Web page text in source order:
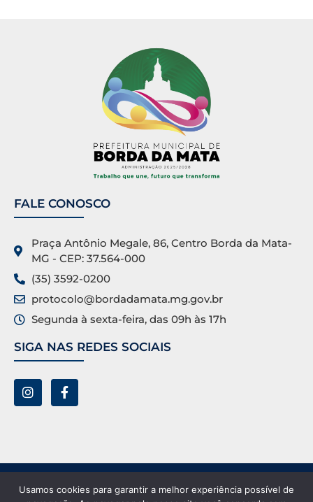
FALE CONOSCO
Praça Antônio Megale, 86, Centro Borda da Mata-
MG - CEP: 37.564-000
(35) 3592-0200
protocolo@bordadamata.mg.gov.br
Segunda à sexta-feira, das 09h às 17h
SIGA NAS REDES SOCIAIS
Prefeitura Municipal de Borda da Mata ©. Todos os
direitos reservados.
Usamos cookies para garantir a melhor experiência possível de